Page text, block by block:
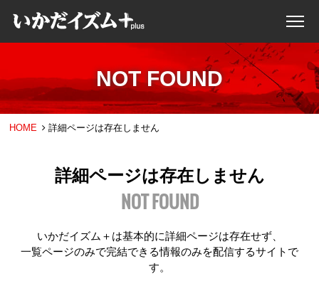
NOT FOUND
HOME 詳細ページは存在しません
詳細ページは存在しません
NOT FOUND
いかだイズム＋は基本的に詳細ページは存在せず、
一覧ページのみで完結できる情報のみを配信するサイトで
す。